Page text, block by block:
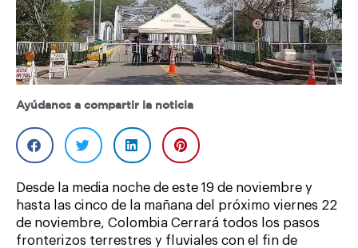
Ayúdanos a compartir la noticia
Desde la media noche de este 19 de noviembre y
hasta las cinco de la mañana del próximo viernes 22
de noviembre, Colombia Cerrará todos los pasos
fronterizos terrestres y fluviales con el fin de